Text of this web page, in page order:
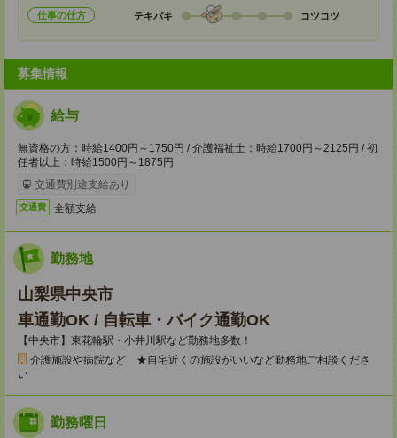
仕事の仕方 テキパキ コツコツ
募集情報
給与
無資格の方：時給1400円～1750円 / 介護福祉士：時給1700円～2125円 / 初
任者以上：時給1500円～1875円
交通費別途支給あり
交通費 全額支給
勤務地
山梨県中央市
車通勤OK / 自転車・バイク通勤OK
【中央市】東花輪駅・小井川駅など勤務地多数！
介護施設や病院など ★自宅近くの施設がいいなど勤務地ご相談くださ
い
勤務曜日